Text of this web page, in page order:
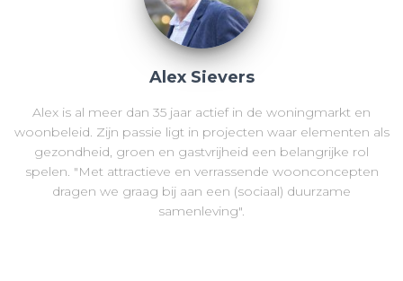
Alex Sievers
Alex is al meer dan 35 jaar actief in de woningmarkt en
woonbeleid. Zijn passie ligt in projecten waar elementen als
gezondheid, groen en gastvrijheid een belangrijke rol
spelen. "Met attractieve en verrassende woonconcepten
dragen we graag bij aan een (sociaal) duurzame
samenleving".